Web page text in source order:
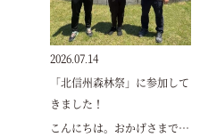
2026.07.14
「北信州森林祭」に参加して
きました！
こんにちは。おかげさまで…